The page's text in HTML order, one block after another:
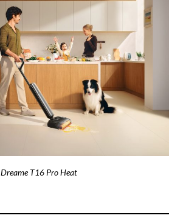
Dreame T16 Pro Heat